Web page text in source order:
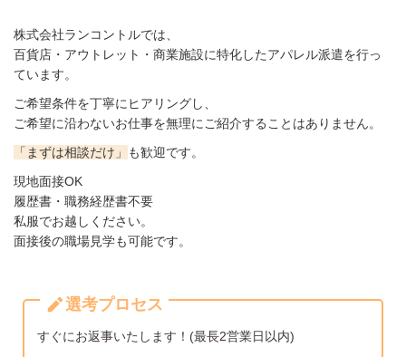
株式会社ランコントルでは、
百貨店・アウトレット・商業施設に特化したアパレル派遣を行っ
ています。
ご希望条件を丁寧にヒアリングし、
ご希望に沿わないお仕事を無理にご紹介することはありません。
「まずは相談だけ」
も歓迎です。
現地面接OK
履歴書・職務経歴書不要
私服でお越しください。
面接後の職場見学も可能です。
選考プロセス
すぐにお返事いたします！(最長2営業日以内)